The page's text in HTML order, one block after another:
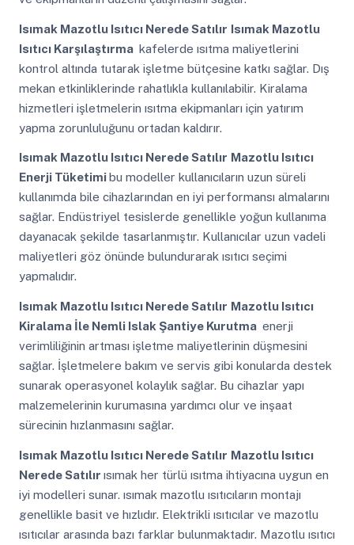
Isımak Mazotlu Isıtıcı Nerede Satılır Isımak Mazotlu
Isıtıcı Karşılaştırma kafelerde ısıtma maliyetlerini
kontrol altında tutarak işletme bütçesine katkı sağlar. Dış
mekan etkinliklerinde rahatlıkla kullanılabilir. Kiralama
hizmetleri işletmelerin ısıtma ekipmanları için yatırım
yapma zorunluluğunu ortadan kaldırır.
Isımak Mazotlu Isıtıcı Nerede Satılır Mazotlu Isıtıcı
Enerji Tüketimi bu modeller kullanıcıların uzun süreli
kullanımda bile cihazlarından en iyi performansı almalarını
sağlar. Endüstriyel tesislerde genellikle yoğun kullanıma
dayanacak şekilde tasarlanmıştır. Kullanıcılar uzun vadeli
maliyetleri göz önünde bulundurarak ısıtıcı seçimi
yapmalıdır.
Isımak Mazotlu Isıtıcı Nerede Satılır Mazotlu Isıtıcı
Kiralama İle Nemli Islak Şantiye Kurutma enerji
verimliliğinin artması işletme maliyetlerinin düşmesini
sağlar. İşletmelere bakım ve servis gibi konularda destek
sunarak operasyonel kolaylık sağlar. Bu cihazlar yapı
malzemelerinin kurumasına yardımcı olur ve inşaat
sürecinin hızlanmasını sağlar.
Isımak Mazotlu Isıtıcı Nerede Satılır Mazotlu Isıtıcı
Nerede Satılır ısımak her türlü ısıtma ihtiyacına uygun en
iyi modelleri sunar. ısımak mazotlu ısıtıcıların montajı
genellikle basit ve hızlıdır. Elektrikli ısıtıcılar ve mazotlu
ısıtıcılar arasında bazı farklar bulunmaktadır. Mazotlu ısıtıcı